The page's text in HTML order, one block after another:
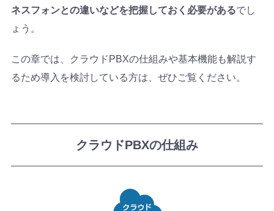
ネスフォンとの違いなどを把握しておく必要があるでし
ょう。
この章では、クラウドPBXの仕組みや基本機能も解説す
るため導入を検討している方は、ぜひご覧ください。
クラウドPBXの仕組み